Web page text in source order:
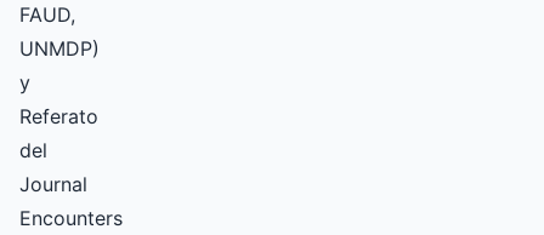
FAUD,
UNMDP)
y
Referato
del
Journal
Encounters